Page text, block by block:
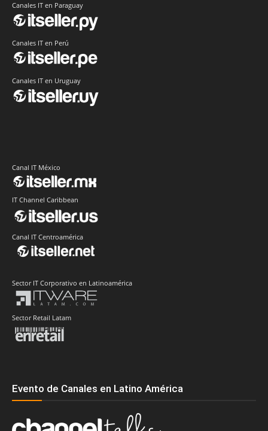
Canales IT en Paraguay
Canales IT en Perú
Canales IT en Uruguay
Canal IT México
IT Channel Caribbean
Canal IT Centroamérica
Sector IT Corporativo en Latinoamérica
Sector Retail Latam
Evento de Canales en Latino América